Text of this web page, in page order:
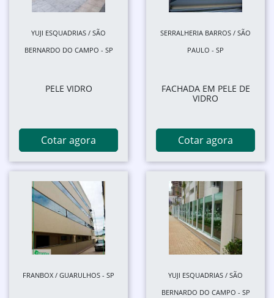
YUJI ESQUADRIAS / SÃO
BERNARDO DO CAMPO - SP
PELE VIDRO
Cotar agora
SERRALHERIA BARROS / SÃO
PAULO - SP
FACHADA EM PELE DE
VIDRO
Cotar agora
FRANBOX / GUARULHOS - SP
YUJI ESQUADRIAS / SÃO
BERNARDO DO CAMPO - SP